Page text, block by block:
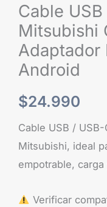
Cable
Mitsubishi
Adaptador
Android
$24.990
Cable USB /
Mitsubishi, ideal
empotrable,
Verificar